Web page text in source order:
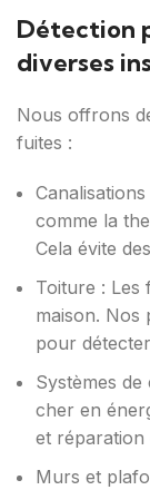
Détection
diverses
Nous offrons
fuites :
comme la
Cela évite
Toiture : Les
maison. Nos
pour
Systèmes
cher en
et réparation
Murs et